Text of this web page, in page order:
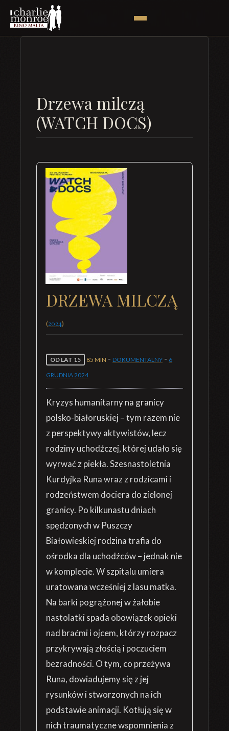
Drzewa milczą
(WATCH DOCS)
DRZEWA MILCZĄ
(2024)
OD LAT 15 85 MIN - DOKUMENTALNY - 6
GRUDNIA2024
Kryzys humanitarny na granicy
polsko-białoruskiej – tym razem nie
z perspektywy aktywistów, lecz
rodziny uchodźczej, której udało się
wyrwać z piekła. Szesnastoletnia
Kurdyjka Runa wraz z rodzicami i
rodzeństwem dociera do zielonej
granicy. Po kilkunastu dniach
spędzonych w Puszczy
Białowieskiej rodzina trafia do
ośrodka dla uchodźców – jednak nie
w komplecie. W szpitalu umiera
uratowana wcześniej z lasu matka.
Na barki pogrążonej w żałobie
nastolatki spada obowiązek opieki
nad braćmi i ojcem, którzy rozpacz
przykrywają złością i poczuciem
bezradności. O tym, co przeżywa
Runa, dowiadujemy się z jej
rysunków i stworzonych na ich
podstawie animacji. Kotłują się w
nich traumatyczne wspomnienia z